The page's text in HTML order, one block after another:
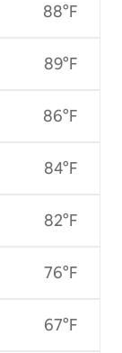
88°F
89°F
86°F
84°F
82°F
76°F
67°F